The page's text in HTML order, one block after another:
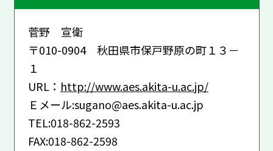
菅野 宣衛
〒010-0904 秋田県市保戸野原の町１３－
１
URL： http://www.aes.akita-u.ac.jp/
Ｅメール:sugano@aes.akita-u.ac.jp
TEL:018-862-2593
FAX:018-862-2598